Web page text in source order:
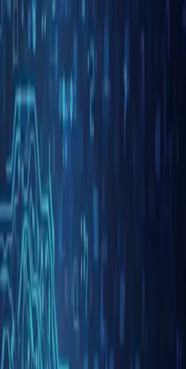
na rynek
O4-Mini;
5 opóźnione
ujawnił plany wydania dwóch
Mini, w nadchodzących
strategiczną zmianę w planie
wydanie GPT-5 zostało
dalsze ulepszenia.